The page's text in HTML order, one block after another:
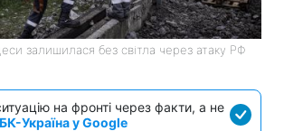
залишилася без світла через атаку РФ
на фронті через факти, а не
Україна у Google